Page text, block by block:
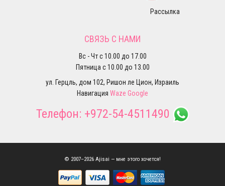
Рассылка
СВЯЗЬ С НАМИ
Вс - Чт с 10.00 до 17.00
Пятница с 10.00 до 13.00
ул. Герцль, дом 102, Ришон ле Цион, Израиль
Навигация Waze Google
Телефон: +972-54-4511490
© 2007–2026 Ajisai — мне этого хочется!